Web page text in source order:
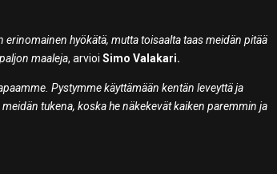
hyökätä, mutta toisaalta taas meidän pitää
maaleja, arvioiSimo Valakari.
Pystymme käyttämään kentän leveyttä ja
tukena, koska he näkekevät kaiken paremmin ja